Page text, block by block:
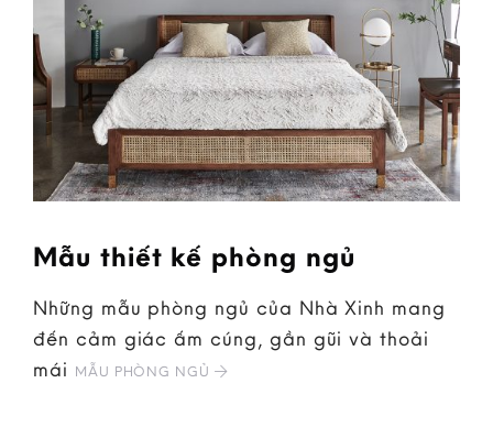
Mẫu thiết kế phòng ngủ
Những mẫu phòng ngủ của Nhà Xinh mang
đến cảm giác ấm cúng, gần gũi và thoải
mái MẪU PHÒNG NGỦ